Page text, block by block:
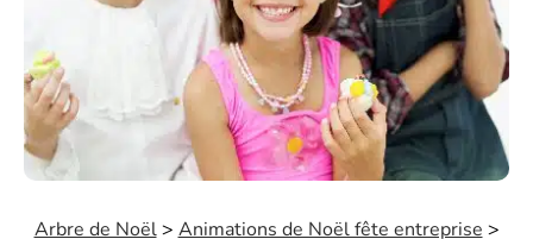
Arbre de Noël> Animations de Noël fête entreprise >